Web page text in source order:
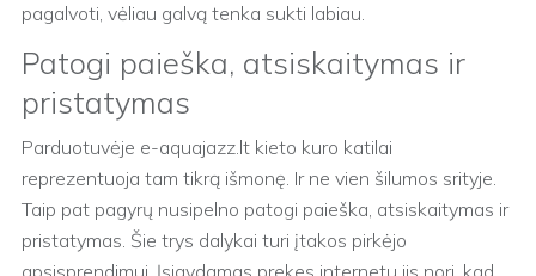
pagalvoti, vėliau galvą tenka sukti labiau.
Patogi paieška, atsiskaitymas ir
pristatymas
Parduotuvėje e-aquajazz.lt kieto kuro katilai
reprezentuoja tam tikrą išmonę. Ir ne vien šilumos srityje.
Taip pat pagyrų nusipelno patogi paieška, atsiskaitymas ir
pristatymas. Šie trys dalykai turi įtakos pirkėjo
apsisprendimui. Įsigydamas prekes internetu jis nori, kad